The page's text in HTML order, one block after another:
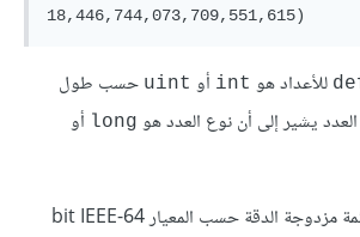
للأعداد هو int أو uint حسب طول
يشير إلى أن نوع العدد هو long أو
- فاصلة عائمة مزدوجة الدقة حسب المعيار 64-bit IEEE